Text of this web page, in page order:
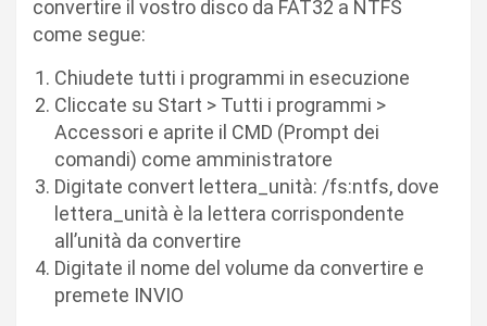
convertire il vostro disco da FAT32 a NTFS
come segue:
Chiudete tutti i programmi in esecuzione
Cliccate su Start > Tutti i programmi >
Accessori e aprite il CMD (Prompt dei
comandi) come amministratore
Digitate convert lettera_unità: /fs:ntfs, dove
lettera_unità è la lettera corrispondente
all’unità da convertire
Digitate il nome del volume da convertire e
premete INVIO